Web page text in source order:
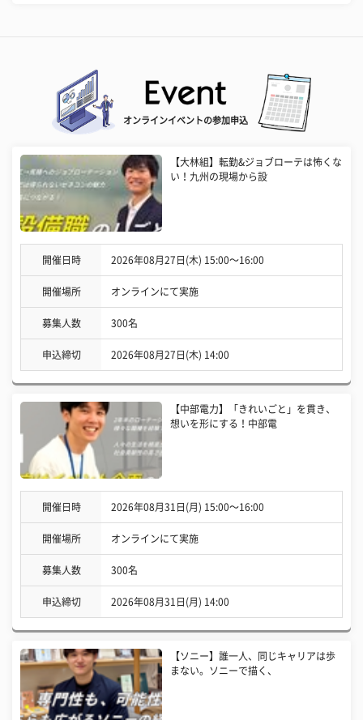
オンラインイベントの参加申込
【大林組】転勤&ジョブローテは怖くな
い！九州の現場から設
開催日時 2026年08月27日(木) 15:00〜16:00
開催場所 オンラインにて実施
募集人数 300名
申込締切 2026年08月27日(木) 14:00
【中部電力】「きれいごと」を貫き、
想いを形にする！中部電
開催日時 2026年08月31日(月) 15:00〜16:00
開催場所 オンラインにて実施
募集人数 300名
申込締切 2026年08月31日(月) 14:00
【ソニー】誰一人、同じキャリアは歩
まない。ソニーで描く、